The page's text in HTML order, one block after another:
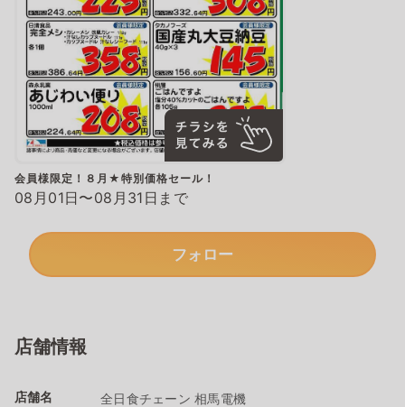
会員様限定！８月★特別価格セール！
08月01日〜08月31日まで
フォロー
店舗情報
店舗名 全日食チェーン 相馬電機